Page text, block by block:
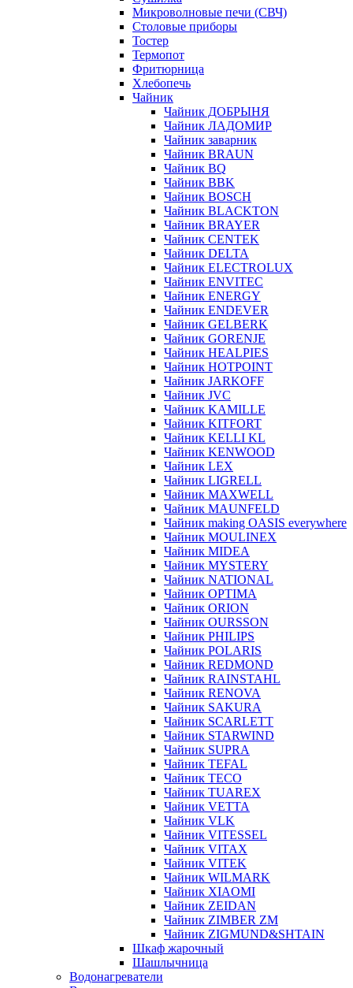
Микроволновые печи (СВЧ)
Столовые приборы
Тостер
Термопот
Фритюрница
Хлебопечь
Чайник
Чайник ДОБРЫНЯ
Чайник ЛАДОМИР
Чайник заварник
Чайник BRAUN
Чайник BQ
Чайник BBK
Чайник BOSCH
Чайник BLACKTON
Чайник BRAYER
Чайник CENTEK
Чайник DELTA
Чайник ELECTROLUX
Чайник ENVITEC
Чайник ENERGY
Чайник ENDEVER
Чайник GELBERK
Чайник GORENJE
Чайник HEALPIES
Чайник HOTPOINT
Чайник JARKOFF
Чайник JVC
Чайник KAMILLE
Чайник KITFORT
Чайник KELLI KL
Чайник KENWOOD
Чайник LEX
Чайник LIGRELL
Чайник MAXWELL
Чайник MAUNFELD
Чайник making OASIS everywhere
Чайник MOULINEX
Чайник MIDEA
Чайник MYSTERY
Чайник NATIONAL
Чайник OPTIMA
Чайник ORION
Чайник OURSSON
Чайник PHILIPS
Чайник POLARIS
Чайник REDMOND
Чайник RAINSTAHL
Чайник RENOVA
Чайник SAKURA
Чайник SCARLETT
Чайник STARWIND
Чайник SUPRA
Чайник TEFAL
Чайник TECO
Чайник TUAREX
Чайник VETTA
Чайник VLK
Чайник VITESSEL
Чайник VITAX
Чайник VITEK
Чайник WILMARK
Чайник XIAOMI
Чайник ZEIDAN
Чайник ZIMBER ZM
Чайник ZIGMUND&SHTAIN
Шкаф жарочный
Шашлычница
Водонагреватели